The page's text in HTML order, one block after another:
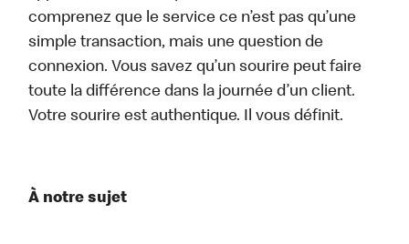
comprenez que le service ce n’est pas qu’une
simple transaction, mais une question de
connexion. Vous savez qu’un sourire peut faire
toute la différence dans la journée d’un client.
Votre sourire est authentique. Il vous définit.
À notre sujet